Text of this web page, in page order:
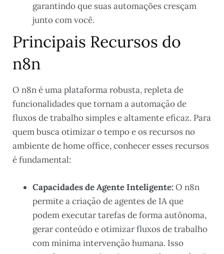
garantindo que suas automações cresçam
junto com você.
Principais Recursos do
n8n
O n8n é uma plataforma robusta, repleta de
funcionalidades que tornam a automação de
fluxos de trabalho simples e altamente eficaz. Para
quem busca otimizar o tempo e os recursos no
ambiente de home office, conhecer esses recursos
é fundamental:
Capacidades de Agente Inteligente:O n8n
permite a criação de agentes de IA que
podem executar tarefas de forma autônoma,
gerar conteúdo e otimizar fluxos de trabalho
com mínima intervenção humana. Isso